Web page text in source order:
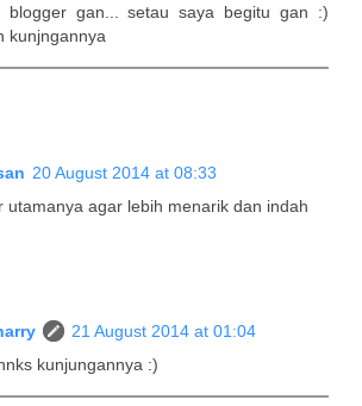
gan... setau saya begitu gan :)
kunjngannya
20 August 2014 at 08:33
utamanya agar lebih menarik dan indah
21 August 2014 at 01:04
kunjungannya :)